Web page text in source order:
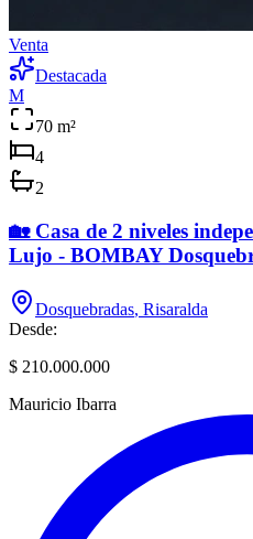
Venta
Destacada
M
70 m²
4
2
🏡 Casa de 2 niveles
Lujo - BOMBAY
Dosquebradas, Risaralda
Desde:
$ 210.000.000
Mauricio Ibarra